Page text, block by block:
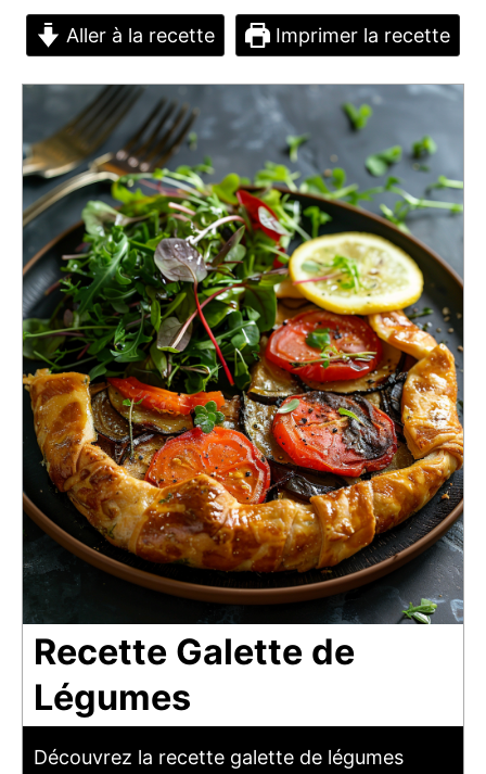
Aller à la recette Imprimer la recette
Recette Galette de
Légumes
Découvrez la recette galette de légumes